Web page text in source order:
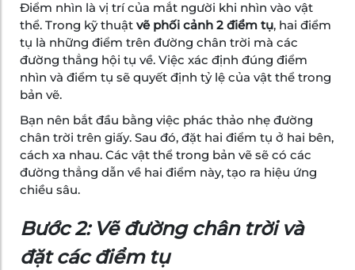
Điểm nhìn là vị trí của mắt người khi nhìn vào vật
thể. Trong kỹ thuật vẽ phối cảnh 2 điểm tụ, hai điểm
tụ là những điểm trên đường chân trời mà các
đường thẳng hội tụ về. Việc xác định đúng điểm
nhìn và điểm tụ sẽ quyết định tỷ lệ của vật thể trong
bản vẽ.
Bạn nên bắt đầu bằng việc phác thảo nhẹ đường
chân trời trên giấy. Sau đó, đặt hai điểm tụ ở hai bên,
cách xa nhau. Các vật thể trong bản vẽ sẽ có các
đường thẳng dẫn về hai điểm này, tạo ra hiệu ứng
chiều sâu.
Bước 2: Vẽ đường chân trời và
đặt các điểm tụ